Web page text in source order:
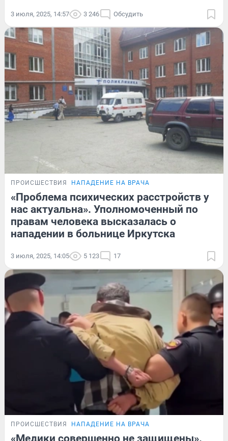
3 июля, 2025, 14:57 3 246 Обсудить
ПРОИСШЕСТВИЯ НАПАДЕНИЕ НА ВРАЧА
«Проблема психических расстройств у
нас актуальна». Уполномоченный по
правам человека высказалась о
нападении в больнице Иркутска
3 июля, 2025, 14:05 5 123 17
ПРОИСШЕСТВИЯ НАПАДЕНИЕ НА ВРАЧА